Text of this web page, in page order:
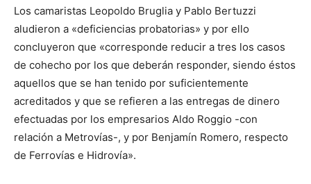
Los camaristas Leopoldo Bruglia y Pablo Bertuzzi
aludieron a «deficiencias probatorias» y por ello
concluyeron que «corresponde reducir a tres los casos
de cohecho por los que deberán responder, siendo éstos
aquellos que se han tenido por suficientemente
acreditados y que se refieren a las entregas de dinero
efectuadas por los empresarios Aldo Roggio -con
relación a Metrovías-, y por Benjamín Romero, respecto
de Ferrovías e Hidrovía».